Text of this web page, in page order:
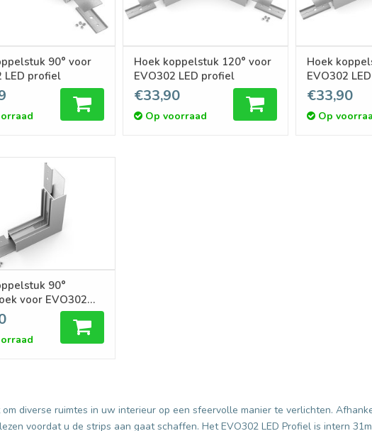
90° voor
LED profiel
Hoek koppelstuk 120° voor
EVO302 LED profiel
€33,90
Op voorraad
Hoek
EVO302
€33,90
Op
90°
voor EVO302
diverse ruimtes in uw interieur op een sfeervolle manier te verlichten.
voordat u de strips aan gaat schaffen. Het EVO302 LED Profiel is intern